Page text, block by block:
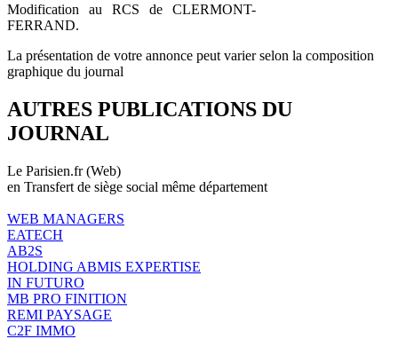
Modification au RCS de CLERMONT-
FERRAND.
La présentation de votre annonce peut varier selon la composition
graphique du journal
AUTRES PUBLICATIONS DU
JOURNAL
Le Parisien.fr (Web)
en Transfert de siège social même département
WEB MANAGERS
EATECH
AB2S
HOLDING ABMIS EXPERTISE
IN FUTURO
MB PRO FINITION
REMI PAYSAGE
C2F IMMO